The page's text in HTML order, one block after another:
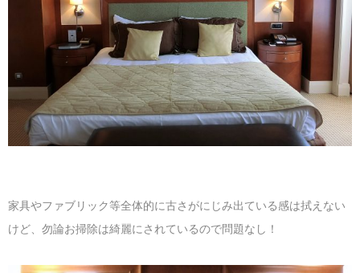
家具やファブリック等全体的に古さがにじみ出ている感は拭えない
けど、勿論お掃除は綺麗にされているので問題なし！